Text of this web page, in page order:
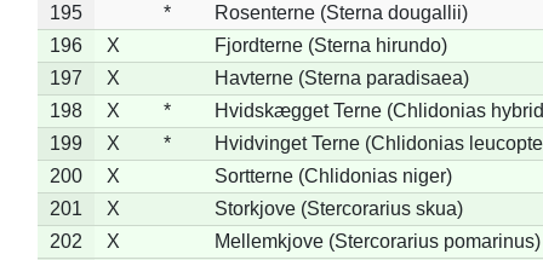
195 *
Rosenterne (Sterna dougallii)
196
X
Fjordterne (Sterna hirundo)
197
X
Havterne (Sterna paradisaea)
198
X *
Hvidskægget Terne (Chlidonias
199
X *
Hvidvinget Terne (Chlidonias
200
X
Sortterne (Chlidonias niger)
201
X
Storkjove (Stercorarius skua)
202
X
Mellemkjove (Stercorarius pomarinus)